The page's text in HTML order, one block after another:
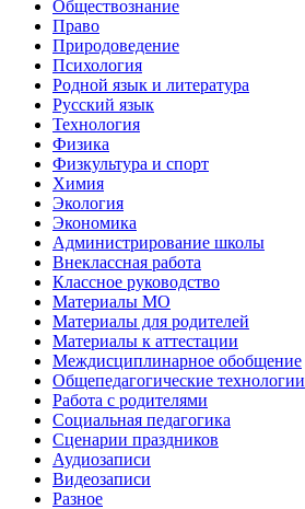
Обществознание
Право
Природоведение
Психология
Родной язык и литература
Русский язык
Технология
Физика
Физкультура и спорт
Химия
Экология
Экономика
Администрирование школы
Внеклассная работа
Классное руководство
Материалы МО
Материалы для родителей
Материалы к аттестации
Междисциплинарное обобщение
Общепедагогические технологии
Работа с родителями
Социальная педагогика
Сценарии праздников
Аудиозаписи
Видеозаписи
Разное